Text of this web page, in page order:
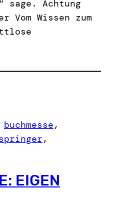
sage. Achtung
Vom Wissen zum
buchmesse
EIGEN